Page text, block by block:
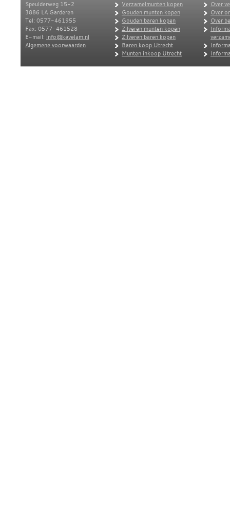
Speulderweg 15-2
3886 LA Garderen
Tel: 0577-461955
Fax: 0577-461528
E-mail: info@kevelam.nl
Algemene voorwaarden
Verzamelmunten kopen
Gouden munten kopen
Gouden baren kopen
Zilveren munten kopen
Zilveren baren kopen
Baren koop Utrecht
Munten inkoop Utrecht
Over
Over
Over